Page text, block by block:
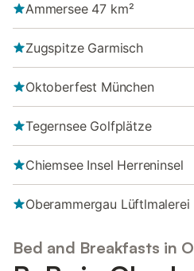
Ammersee 47 km²
Zugspitze Garmisch
Oktoberfest München
Tegernsee Golfplätze
Chiemsee Insel Herreninsel
Oberammergau Lüftlmalerei
Bed and Breakfasts in